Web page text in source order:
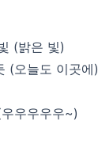
(밝은 빛)
(오늘도 이곳에)
우우우우~)